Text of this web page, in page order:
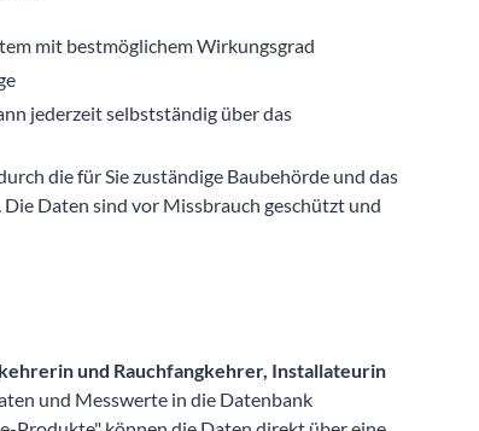
mit bestmöglichem Wirkungsgrad
jederzeit selbstständig über das
die für Sie zuständige Baubehörde und das
Die Daten sind vor Missbrauch geschützt und
und Rauchfangkehrer, Installateurin
und Messwerte in die Datenbank
Produkte" können die Daten direkt über eine